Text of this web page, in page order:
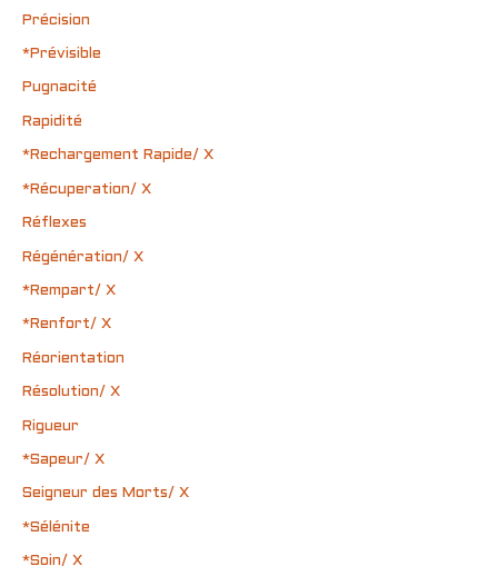
Précision
*Prévisible
Pugnacité
Rapidité
*Rechargement Rapide/ X
*Récuperation/ X
Réflexes
Régénération/ X
*Rempart/ X
*Renfort/ X
Réorientation
Résolution/ X
Rigueur
*Sapeur/ X
Seigneur des Morts/ X
*Sélénite
*Soin/ X